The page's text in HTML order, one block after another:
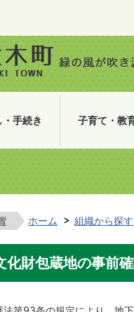
・手続き 子育て・教
ホーム 組織から探す
化財包蔵地の事前